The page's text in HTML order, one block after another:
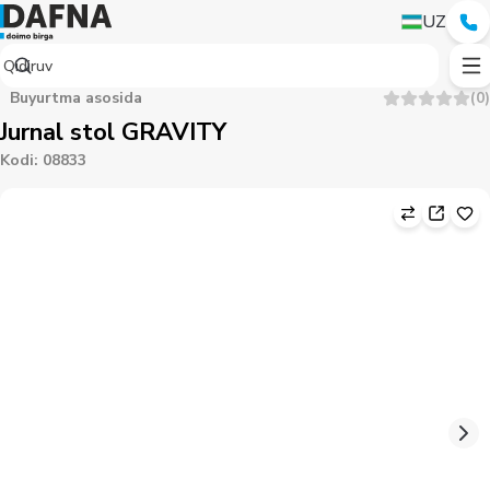
UZ
Buyurtma asosida (0)
Jurnal stol GRAVITY
Kodi: 08833